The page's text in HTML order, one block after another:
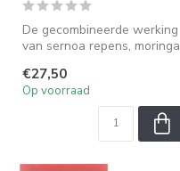
De gecombineerde werking
van sernoa repens, moringa
...
€27,50
Op voorraad